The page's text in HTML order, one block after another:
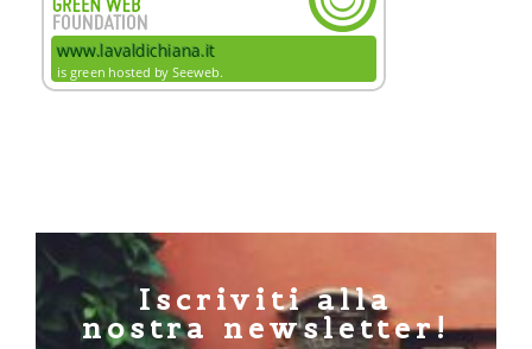
Iscriviti alla
nostra newsletter!